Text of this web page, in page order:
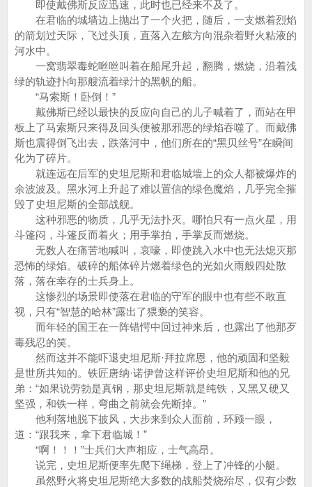
即使戴佛斯反应迅速，此时也已经来不及了。
在君临的城墙边上抛出了一个火把，随后，一支燃着烈焰
的箭划过天际，飞过头顶，直落入左舷方向混杂着野火粘液的
河水中。
一窝翡翠毒蛇咝咝叫着在船尾升起，翻腾，燃烧，沿着浅
绿的轨迹扑向那艘流着绿汁的黑帆的船。
“马索斯！卧倒！”
戴佛斯已经以最快的反应向自己的儿子喊着了，而站在甲
板上了马索斯只来得及回头便被那邪恶的绿焰吞噬了。而戴佛
斯也震得倒飞出去，跌落河中，他们所在的“黑贝丝号”在瞬间
化为了碎片。
就连远在后军的史坦尼斯和君临城墙上的众人都被爆炸的
余波波及。黑水河上升起了难以置信的绿色魔焰，几乎完全摧
毁了史坦尼斯的全部战舰。
这种邪恶的物质，几乎无法扑灭。哪怕只有一点火星，用
斗篷闷，斗篷反而着火；用手掌拍，手掌反而燃烧。
无数人在痛苦地喊叫，哀嚎，即使跳入水中也无法熄灭那
恐怖的绿焰。破碎的船体碎片燃着绿色的光如火雨般四处散
落，落在幸存的士兵身上。
这惨烈的场景即使落在君临的守军的眼中也有些不敢直
视，只有“智慧的哈林”露出了猥亵的笑容。
而年轻的国王在一阵错愕中回过神来后，也露出了他那歹
毒残忍的笑。
然而这并不能吓退史坦尼斯·拜拉席恩，他的顽固和坚毅
是世所共知的。铁匠唐纳·诺伊曾这样评价史坦尼斯和他的兄
弟：“如果说劳勃是真钢，那史坦尼斯就是纯铁，又黑又硬又
坚强，和铁一样，弯曲之前就会先断掉。”
他利落地脱下披风，大步来到众人面前，环顾一眼，
道：“跟我来，拿下君临城！”
“啊！！！”士兵们大声相应，士气高昂。
说完，史坦尼斯便率先爬下绳梯，登上了冲锋的小艇。
虽然野火将史坦尼斯绝大多数的战船焚烧殆尽，仅有少数